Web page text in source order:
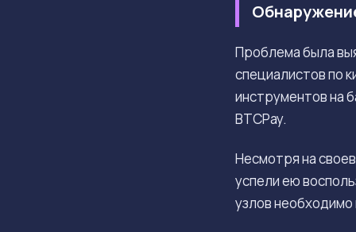
Проблема была
специалистов по
инструментов на
BTCPay.
Несмотря на
успели ею
узлов